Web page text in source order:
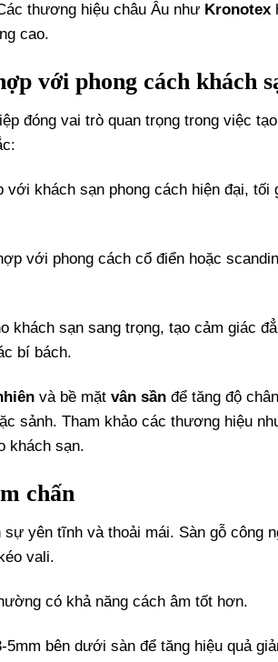
thương hiệu châu Âu như Kronotex
cao.
với phong cách khách
đóng vai trò quan trọng trong việc
với khách sạn phong cách hiện đại, tối
với phong cách cổ điển hoặc
khách sạn sang trọng, tạo cảm giác
bí bách.
và bề mặt vân sần để tăng độ
sảnh. Tham khảo các thương hiệu
khách sạn.
chấn
yên tĩnh và thoải mái. Sàn gỗ công
vali.
có khả năng cách âm tốt hơn.
bên dưới sàn để tăng hiệu quả